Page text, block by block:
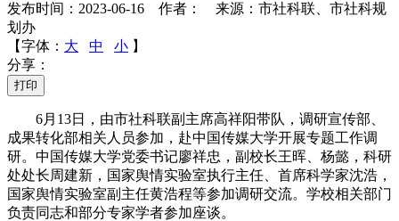
发布时间：2023-06-16 作者： 来源：市社科联、市社科规
划办
【字体： 大 中 小 】
分享：
打印
6月13日，由市社科联副主席高祥阳带队，调研宣传部、
成果转化部相关人员参加，赴中国传媒大学开展专题工作调
研。中国传媒大学党委书记廖祥忠，副校长王晖、杨懿，科研
处处长周建新，国家舆情实验室执行主任、首席科学家沈浩，
国家舆情实验室副主任黄浩程等参加调研交流。学校相关部门
负责同志和部分专家学者参加座谈。